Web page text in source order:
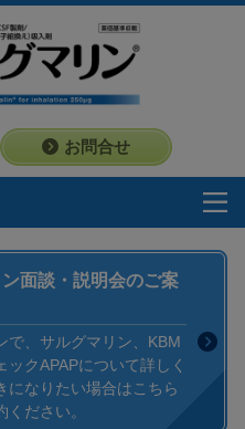
お問合せ
面談・説明会のご案
で、サルグマリン、KBM
ックAPAPについて詳しく
になりたい場合はこちら
ください。